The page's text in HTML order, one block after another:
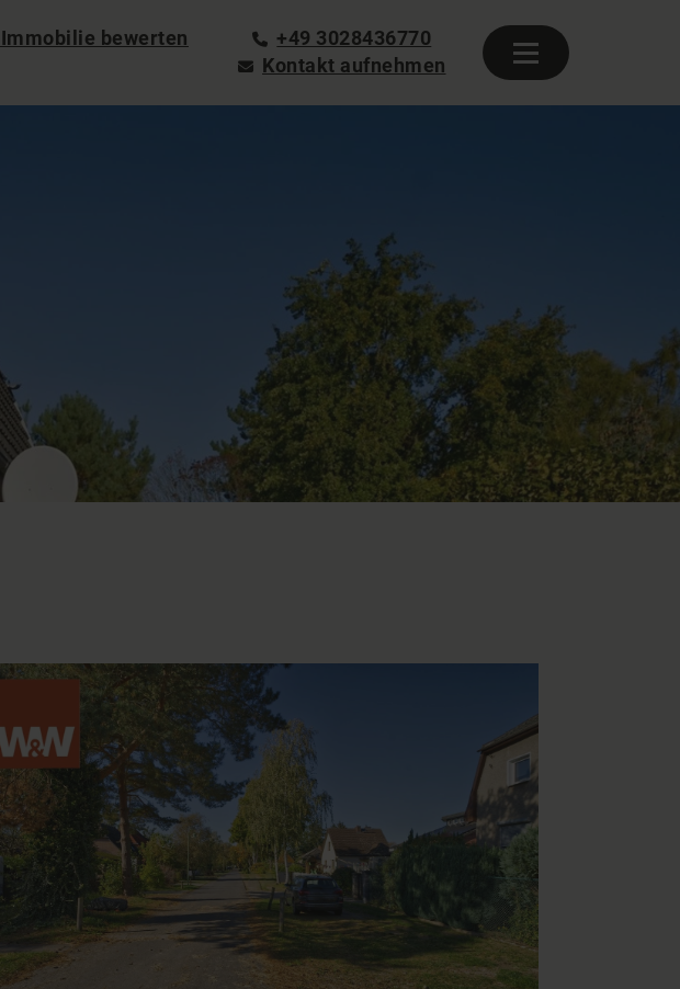
Immobilie bewerten
+49 3028436770
Kontakt aufnehmen